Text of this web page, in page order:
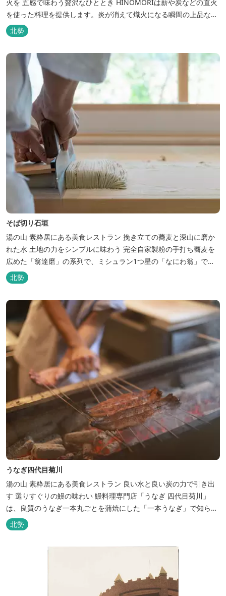
火を 五感で味わう贅沢なひととき HINOMORIは薪や炭などの直火
を使った料理を提供します。炎が消えて熾火になる瞬間の上品な香
りを海産物にまとわせたり、熟成させた上質な牛肉を塊でじっくり
とローストしたり。炎が生み出す味わいの繊細さと豪快さをコース
でお楽しみください。料理監修は、フランスで活躍するシェフ・手
島竜司。探...
北勢
そば切り石垣
湯の山 素粋居にある美食レストラン 挽き立ての蕎麦と深山に磨か
れた水 土地の力をシンプルに味わう 完全自家製粉の手打ち蕎麦を
広めた「翁達磨」の系列で、ミシュラン1つ星の「なにわ翁」で研
鑽を積んだ石垣雄介氏が開業した「そば切り石垣」。 翁伝統の完全
自家製粉による二八蕎麦を踏襲し、蕎麦と酒をシンプルに楽しむ店
を実現しました。国産蕎麦の香りを存分に引き出す、湯の山温泉の
天然の水の力...
北勢
うなぎ四代目菊川
湯の山 素粋居にある美食レストラン 良い水と良い炭の力で引き出
す 選りすぐりの鰻の味わい 鰻料理専門店「うなぎ 四代目菊川」
は、良質のうなぎ一本丸ごとを蒲焼にした「一本うなぎ」で知られ
ます。大きさも太さも極上の鰻を厳選し、皮をパリッと焼き上げて
も身質がフワッとやわらかい、贅沢な食感を実現。 鮮度抜群の鰻を
毎日捌き、良質の炭で焼き立てを供します。素材から炭まで、鰻の
北勢